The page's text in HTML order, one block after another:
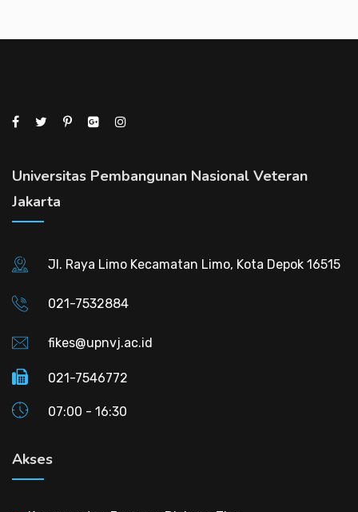
Universitas Pembangunan Nasional Veteran
Jakarta
Jl. Raya Limo Kecamatan Limo, Kota Depok 16515
021-7532884
fikes@upnvj.ac.id
021-7546772
07:00 - 16:30
Akses